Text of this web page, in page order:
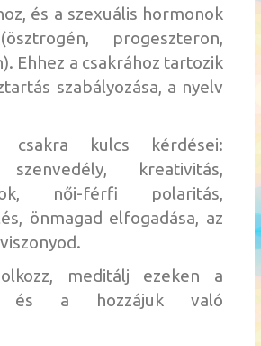
, és a szexuális hormonok
progeszteron,
Ehhez a csakrához tartozik
szabályozása, a nyelv
csakra kulcs kérdései:
szenvedély, kreativitás,
női-férfi polaritás,
önmagad elfogadása, az
meditálj ezeken a
és a hozzájuk való